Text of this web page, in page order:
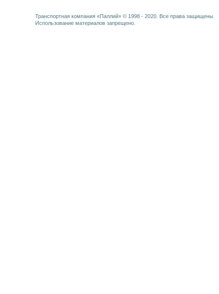
Транспортная компания «Паллий» © 1998 - 2020. Все права защищены.
Использование материалов запрещено.